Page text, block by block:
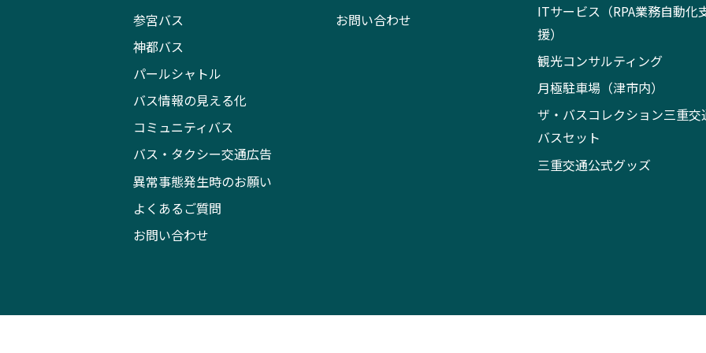
参宮バス
神都バス
パールシャトル
バス情報の見える化
コミュニティバス
バス・タクシー交通広告
異常事態発生時のお願い
よくあるご質問
お問い合わせ
お問い合わせ
ITサービス（RPA業務自動化
援）
観光コンサルティング
月極駐車場（津市内）
ザ・バスコレクション三重交
バスセット
三重交通公式グッズ